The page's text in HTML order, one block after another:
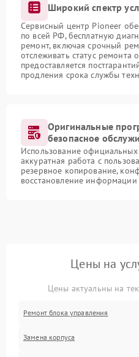
Широкий спектр
Сервисный центр Pioneer
по всей РФ, бесплатную
ремонт, включая срочный
отслеживать статус ремонта
предоставляется
продления срока службы
Оригинальные
безопасное
Использование
аккуратная работа с
резервное копирование,
восстановление
Цены на
Цены актуальны на
Ремонт блока управления
Замена корпуса